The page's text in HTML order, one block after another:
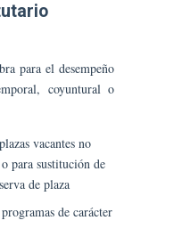
para el desempeño
coyuntural o
vacantes no
para sustitución de
de plaza
de carácter